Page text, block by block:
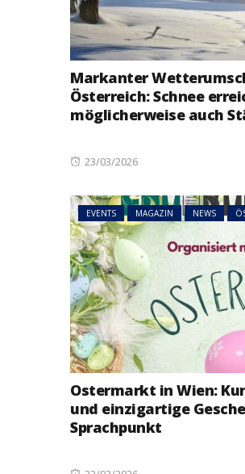
Markanter
Österreich: Schnee
möglicherweise auch
Posted
23/03/2026
EVENTS MAGAZIN NEWS
Ostermarkt in Wien:
und einzigartige
Sprachpunkt